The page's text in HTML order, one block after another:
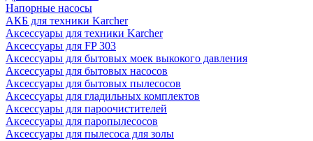
Напорные насосы
АКБ для техники Karcher
Аксессуары для техники Karcher
Аксессуары для FP 303
Аксессуары для бытовых моек выкокого давления
Аксессуары для бытовых насосов
Аксессуары для бытовых пылесосов
Аксессуары для гладильных комплектов
Аксессуары для пароочистителей
Аксессуары для паропылесосов
Аксессуары для пылесоса для золы